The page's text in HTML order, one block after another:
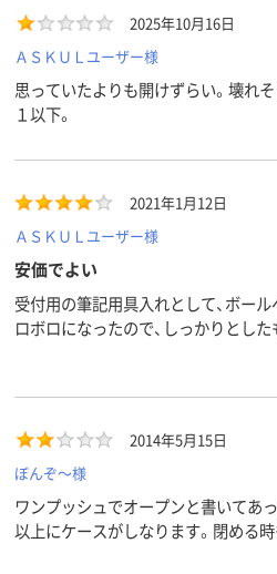
2025年10月16日
ＡＳＫＵＬユーザー様
思っていたよりも開けずらい。壊れ
１以下。
2021年1月12日
ＡＳＫＵＬユーザー様
安価でよい
受付用の筆記用具入れとして、ボー
ロボロになったので、しっかりとし
られなかったので、安価なこれにし
入れられたら（ボールペン10本分）満
2014年5月15日
ぼんぞ～様
ワンプッシュでオープンと書いてあ
以上にケースがしなります。閉める
方の側が少し浮いてしまうのであと